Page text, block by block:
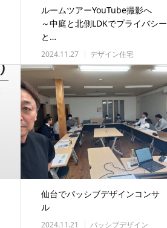
ルームツアーYouTube撮影へ
～中庭と北側LDKでプライバシー
と…
2024.11.27 デザイン住宅
仙台でパッシブデザインコンサ
ル
2024.11.21 パッシブデザイン